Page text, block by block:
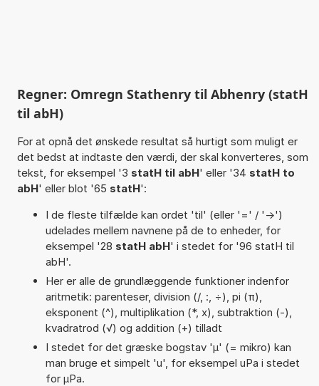
Regner: Omregn Stathenry til Abhenry (statH
til abH)
For at opnå det ønskede resultat så hurtigt som muligt er
det bedst at indtaste den værdi, der skal konverteres, som
tekst, for eksempel '3 statH til abH' eller '34 statH to
abH' eller blot '65 statH':
I de fleste tilfælde kan ordet 'til' (eller '=' / '->')
udelades mellem navnene på de to enheder, for
eksempel '28 statH abH' i stedet for '96 statH til
abH'.
Her er alle de grundlæggende funktioner indenfor
aritmetik: parenteser, division (/, :, ÷), pi (π),
eksponent (^), multiplikation (*, x), subtraktion (-),
kvadratrod (√) og addition (+) tilladt
I stedet for det græske bogstav 'µ' (= mikro) kan
man bruge et simpelt 'u', for eksempel uPa i stedet
for µPa.